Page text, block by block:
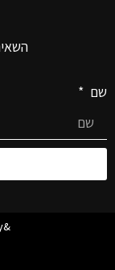
שם
&copy כל הזכויות שמורות - אבי לב